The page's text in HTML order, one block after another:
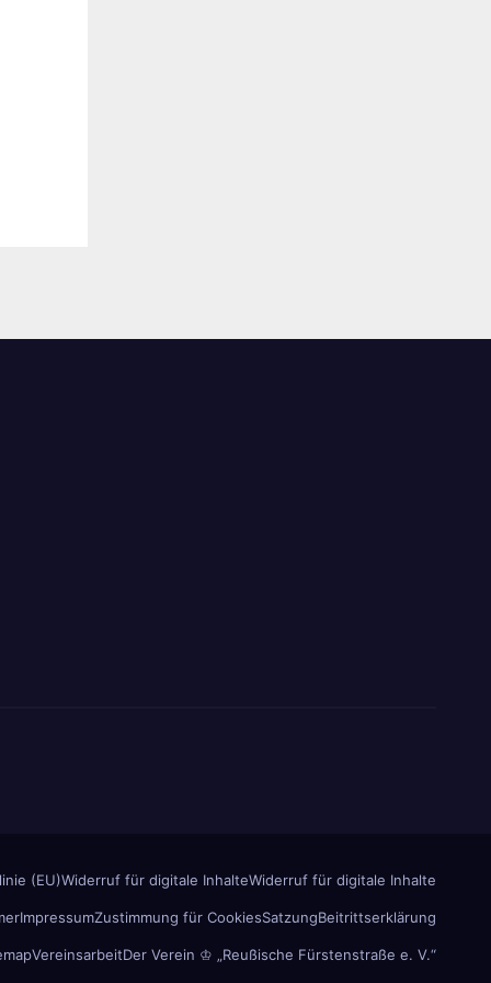
(EU)Widerruf für digitale InhalteWiderruf für digitale Inhalte
ImpressumZustimmung für CookiesSatzungBeitrittserklärung
VereinsarbeitDer Verein ♔ „Reußische Fürstenstraße e. V.“